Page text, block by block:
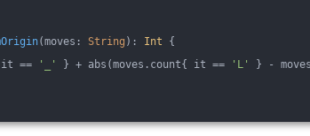
(moves: String ) : Int {
it == '_' } + abs(moves.count{ it == 'L' } -